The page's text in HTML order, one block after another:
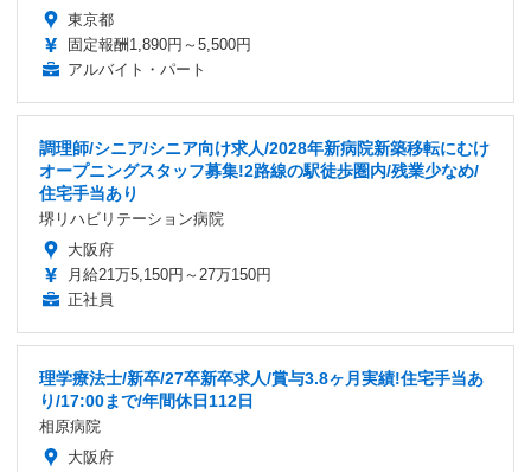
東京都
固定報酬1,890円～5,500円
アルバイト・パート
調理師/シニア/シニア向け求人/2028年新病院新築移転にむけ
オープニングスタッフ募集!2路線の駅徒歩圏内/残業少なめ/
住宅手当あり
堺リハビリテーション病院
大阪府
月給21万5,150円～27万150円
正社員
理学療法士/新卒/27卒新卒求人/賞与3.8ヶ月実績!住宅手当あ
り/17:00まで/年間休日112日
相原病院
大阪府